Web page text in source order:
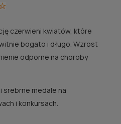
czerwieni kwiatów, które
bogato i długo. Wzrost
odporne na choroby
srebrne medale na
i konkursach.